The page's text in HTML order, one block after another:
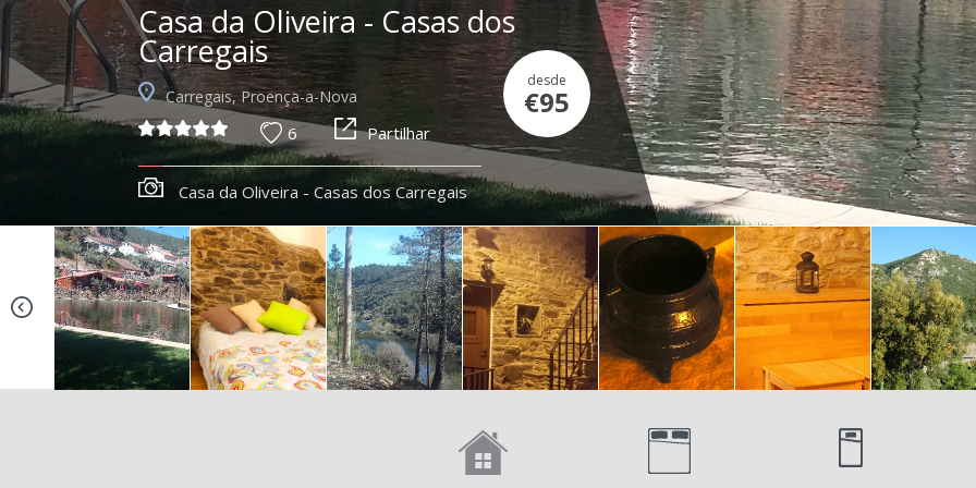
Casa da Oliveira - Casas dos
Carregais
Carregais, Proença-a-Nova
6 Partilhar
desde
€95
Casa da Oliveira - Casas dos Carregais